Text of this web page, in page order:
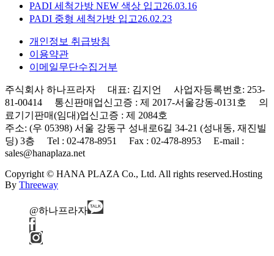
PADI 세척가방 NEW 색상 입고26.03.16
PADI 중형 세척가방 입고26.02.23
개인정보 취급방침
이용약관
이메일무단수집거부
주식회사 하나프라자 대표: 김지언 사업자등록번호: 253-
81-00414 통신판매업신고증 : 제 2017-서울강동-0131호 의
료기기판매(임대)업신고증 : 제 2084호
주소: (우 05398) 서울 강동구 성내로6길 34-21 (성내동, 재진빌
딩) 3층 Tel : 02-478-8951 Fax : 02-478-8953 E-mail :
sales@hanaplaza.net
Copyright © HANA PLAZA Co., Ltd. All rights reserved.Hosting
By Threeway
@하나프라자